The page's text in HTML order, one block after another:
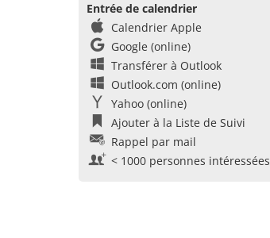
Entrée de calendrier
Calendrier Apple
Google (online)
Transférer à Outlook
Outlook.com (online)
Yahoo (online)
Ajouter à la Liste de Suivi
Rappel par mail
< 1000 personnes intéressées